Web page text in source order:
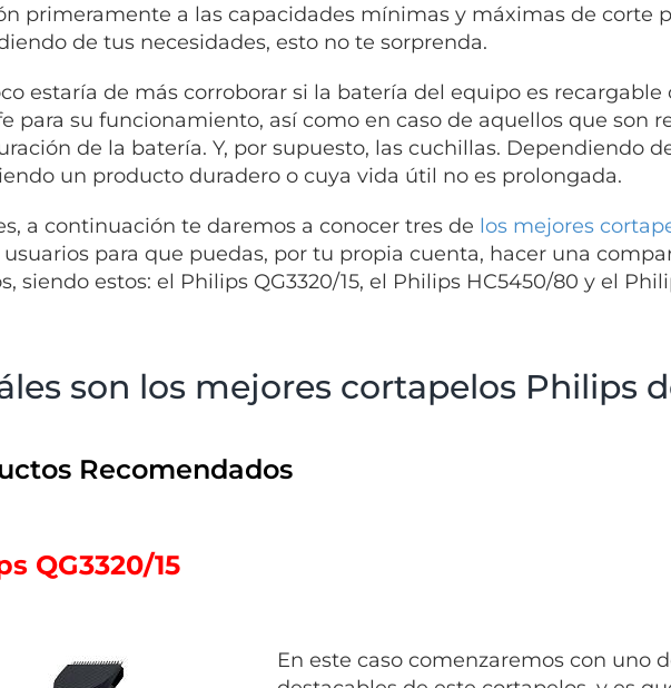
primeramente a las capacidades mínimas y máximas de corte
de tus necesidades, esto no te sorprenda.
estaría de más corroborar si la batería del equipo es recargable
para su funcionamiento, así como en caso de aquellos que son
de la batería. Y, por supuesto, las cuchillas. Dependiendo
un producto duradero o cuya vida útil no es prolongada.
a continuación te daremos a conocer tres de los mejores
usuarios para que puedas, por tu propia cuenta, hacer una
siendo estos: el Philips QG3320/15, el Philips HC5450/80 y el
son los mejores cortapelos Philips
Recomendados
QG3320/15
En este caso comenzaremos con uno